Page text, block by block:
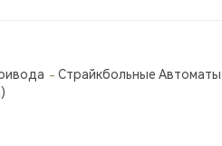
Страйкбольные Автоматы